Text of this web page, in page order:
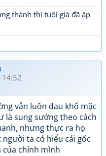
thành thì tuổi già đã ập
vẫn luôn đau khổ mặc
sung sướng theo cách
nhưng thực ra họ
ta có hiểu cái gốc
của chính mình